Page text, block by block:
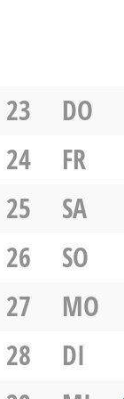
23
DO
24
FR
25
SA
26
SO
27
MO
28
DI